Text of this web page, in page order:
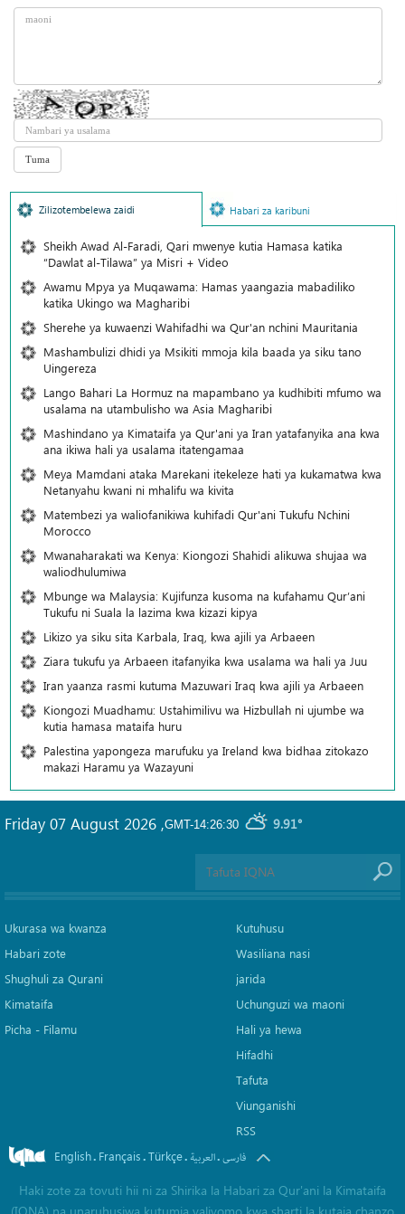
Zilizotembelewa zaidi Habari za karibuni
Sheikh Awad Al-Faradi, Qari mwenye kutia Hamasa katika
“Dawlat al-Tilawa” ya Misri + Video
Awamu Mpya ya Muqawama: Hamas yaangazia mabadiliko
katika Ukingo wa Magharibi
Sherehe ya kuwaenzi Wahifadhi wa Qur'an nchini Mauritania
Mashambulizi dhidi ya Msikiti mmoja kila baada ya siku tano
Uingereza
Lango Bahari La Hormuz na mapambano ya kudhibiti mfumo wa
usalama na utambulisho wa Asia Magharibi
Mashindano ya Kimataifa ya Qur'ani ya Iran yatafanyika ana kwa
ana ikiwa hali ya usalama itatengamaa
Meya Mamdani ataka Marekani itekeleze hati ya kukamatwa kwa
Netanyahu kwani ni mhalifu wa kivita
Matembezi ya waliofanikiwa kuhifadi Qur'ani Tukufu Nchini
Morocco
Mwanaharakati wa Kenya: Kiongozi Shahidi alikuwa shujaa wa
waliodhulumiwa
Mbunge wa Malaysia: Kujifunza kusoma na kufahamu Qur’ani
Tukufu ni Suala la lazima kwa kizazi kipya
Likizo ya siku sita Karbala, Iraq, kwa ajili ya Arbaeen
Ziara tukufu ya Arbaeen itafanyika kwa usalama wa hali ya Juu
Iran yaanza rasmi kutuma Mazuwari Iraq kwa ajili ya Arbaeen
Kiongozi Muadhamu: Ustahimilivu wa Hizbullah ni ujumbe wa
kutia hamasa mataifa huru
Palestina yapongeza marufuku ya Ireland kwa bidhaa zitokazo
makazi Haramu ya Wazayuni
GMT-14:26:30 9.91°
Friday 07 August 2026 ,
Ukurasa wa kwanza
Habari zote
Shughuli za Qurani
Kimataifa
Picha‎ - Filamu‎
Kutuhusu
Wasiliana nasi
jarida
Uchunguzi wa maoni
Hali ya hewa
Hifadhi
Tafuta
Viunganishi
RSS
English. Français.Türkçe. العربیة.فارسی
Haki zote za tovuti hii ni za Shirika la Habari za Qur'ani la Kimataifa
(IQNA) na unaruhusiwa kutumia yaliyomo kwa sharti la kutaja chanzo